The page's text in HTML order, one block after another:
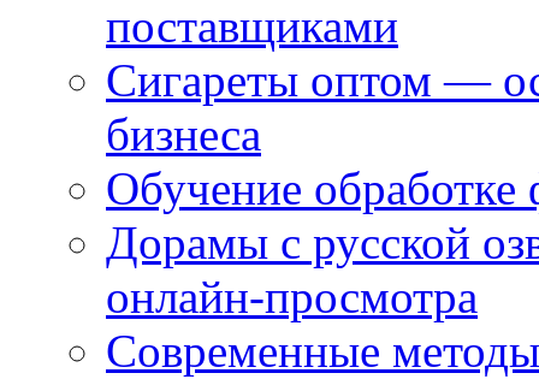
поставщиками
Сигареты оптом —
бизнеса
Обучение
Дорамы с русской
онлайн-просмотра
Современные